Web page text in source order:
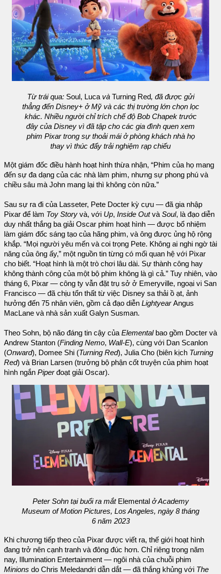
Từ trái qua:Soul, Luca và Turning Red, đã được gửi
thẳng đến Disney+ ở Mỹ và các thị trường lớn chọn lọc
khác. Nhiều người chỉ trích chế độ Bob Chapek trước
đây của Disney vì đã tập cho các gia đình quen xem
phim Pixar trong sự thoải mái ở phòng khách nhà họ
thay vì thúc đẩy trải nghiệm rạp chiếu
Một giám đốc điều hành hoạt hình thừa nhận, “Phim của họ mang
đến sự đa dạng của các nhà làm phim, nhưng sự phong phú và
chiều sâu mà John mang lại thì không còn nữa.”
Sau sự ra đi của Lasseter, Pete Docter kỳ cựu — đã gia nhập
Pixar để làm Toy Story và, với Up, Inside Outvà Soul, là đạo diễn
duy nhất thắng ba giải Oscar phim hoạt hình — được bổ nhiệm
làm giám đốc sáng tạo của hãng phim, và ông được ủng hộ rộng
khắp. “Mọi người yêu mến và coi trọng Pete. Không ai nghi ngờ tài
năng của ông ấy,” một nguồn tin từng có mối quan hệ với Pixar
cho biết. “Hoạt hình là một trò chơi lâu dài. Sự thành công hay
không thành công của một bộ phim không là gì cả.” Tuy nhiên, vào
tháng 6, Pixar — công ty vẫn đặt trụ sở ở Emeryville, ngoại vi San
Francisco — đã chịu tổn thất từ việc Disney sa thải ồ ạt, ảnh
hưởng đến 75 nhân viên, gồm cả đạo diễn LightyearAngus
MacLane và nhà sản xuất Galyn Susman.
Theo Sohn, bộ não đáng tin cậy của Elemental bao gồm Docter và
Andrew Stanton (Finding Nemo, Wall-E), cùng với Dan Scanlon
(Onward), Domee Shi (Turning Red), Julia Cho (biên kịch Turning
Red) và Brian Larsen (trưởng bộ phận cốt truyện của phim hoạt
hình ngắn Piperđoạt giải Oscar).
Peter Sohn tại buổi ra mắtElemental ở Academy
Museum of Motion Pictures, Los Angeles, ngày 8 tháng
6 năm 2023
Khi chương tiếp theo của Pixar được viết ra, thế giới hoạt hình
đang trở nên cạnh tranh và đông đúc hơn. Chỉ riêng trong năm
nay, Illumination Entertainment — ngôi nhà của chuỗi phim
Minions do Chris Meledandri dẫn dắt — đã thắng khủng với The